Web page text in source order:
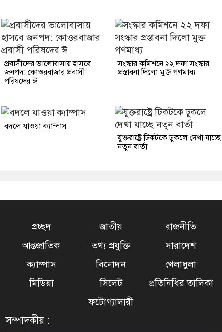
প্রবাসীদের ভালোবাসায় হাসবে
জনপদ: কোওরবাজার প্রবাসী
পরিষদের ঈ
সংস্কার কমিশনে ২২ দফা সংস্কার
প্রস্তাবনা দিলো মুক্ত গণমাধ্য
বদলে যাওয়া ক্যাম্পাস
যুক্তরাষ্ট্রে টিকটকে ঢুকলে দেখা যাচ্ছে
নতুন বার্তা
প্রচ্ছদ জাতীয়
রাজনীতি
আন্তজাতিক
তথ্য প্রযুক্তি
সারাদেশ
ক্যাম্পাস
বিনোদন
খেলাধুলা
মিডিয়া
সিলেট
প্রতিনিধির তালিকা
ফটোগ্যালারী
সম্পাদকীয় :